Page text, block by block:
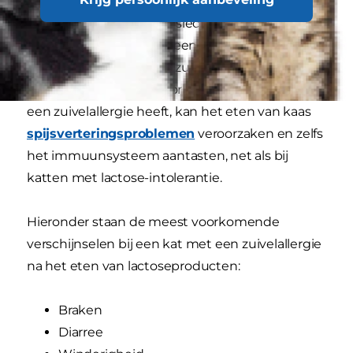
het kleinste stukje kaas slecht reageren. (Katten
hebben over het algemeen weinig
voedselallergieën, maar zuivel is naast vis en
rood vlees de meest voorkomende.) Als je kat
een zuivelallergie heeft, kan het eten van kaas
spijsverteringsproblemen veroorzaken en zelfs
het immuunsysteem aantasten, net als bij
katten met lactose-intolerantie.
Hieronder staan de meest voorkomende
verschijnselen bij een kat met een zuivelallergie
na het eten van lactoseproducten:
Braken
Diarree